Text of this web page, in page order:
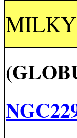
MILKY